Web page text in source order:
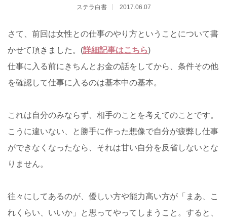
ステラ白書 2017.06.07
さて、前回は女性との仕事のやり方ということについて書
かせて頂きました。(詳細記事はこちら)
仕事に入る前にきちんとお金の話をしてから、条件その他
を確認して仕事に入るのは基本中の基本。
これは自分のみならず、相手のことを考えてのことです。
こうに違いない、と勝手に作った想像で自分が疲弊し仕事
ができなくなったなら、それは甘い自分を反省しないとな
りません。
往々にしてあるのが、優しい方や能力高い方が「まあ、こ
れくらい、いいか」と思ってやってしまうこと。すると、